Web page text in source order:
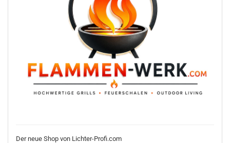
Der neue Shop von Lichter-Profi.com